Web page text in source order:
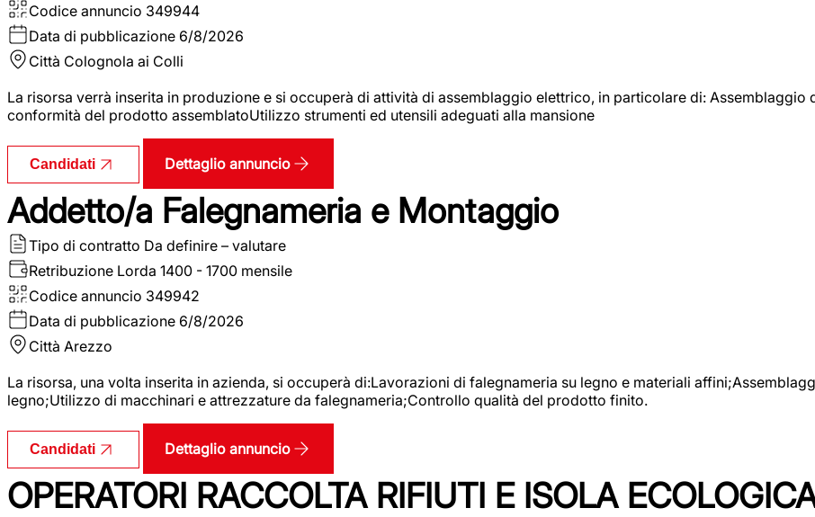
Codice annuncio 349944
Data di pubblicazione 6/8/2026
Città Colognola ai Colli
La risorsa verrà inserita in produzione e si occuperà di attività di assemblaggio elettrico, in particolare di:
conformità del prodotto assemblatoUtilizzo strumenti ed utensili adeguati alla mansione
Candidati Dettaglio annuncio
Addetto/a Falegnameria e Montaggio
Tipo di contratto Da definire – valutare
Retribuzione Lorda 1400 - 1700 mensile
Codice annuncio 349942
Data di pubblicazione 6/8/2026
Città Arezzo
La risorsa, una volta inserita in azienda, si occuperà di:Lavorazioni di falegnameria su legno e materiali
legno;Utilizzo di macchinari e attrezzature da falegnameria;Controllo qualità del prodotto finito.
Candidati Dettaglio annuncio
OPERATORI RACCOLTA RIFIUTI E ISOLA